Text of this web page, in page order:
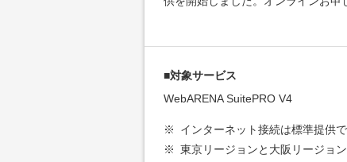
■対象サービス
WebARENA SuitePRO V4
※ インターネット接続は標準提供
※ 東京リージョンと大阪リージョ